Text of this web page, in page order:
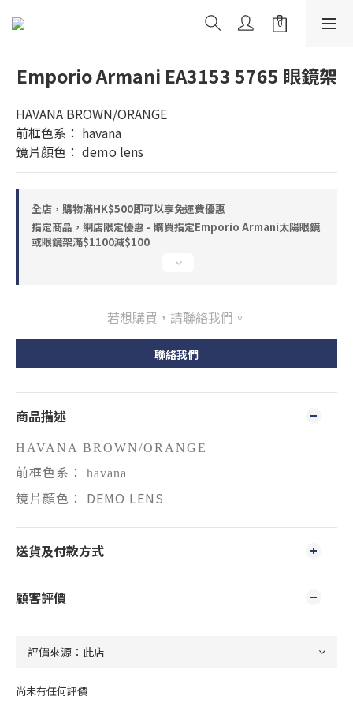
Emporio Armani EA3153 5765 眼鏡架
HAVANA BROWN/ORANGE
前框色系： havana
鏡片顏色： demo lens
全店，購物滿HK$500即可以享免運費優惠
指定商品，網店限定優惠 - 購買指定Emporio Armani太陽眼鏡
或眼鏡架滿$1100減$100
若想購買，請聯絡我們。
聯絡我們
商品描述
HAVANA BROWN/ORANGE
前框色系： havana
鏡片顏色： DEMO LENS
送貨及付款方式
顧客評價
尚未有任何評價